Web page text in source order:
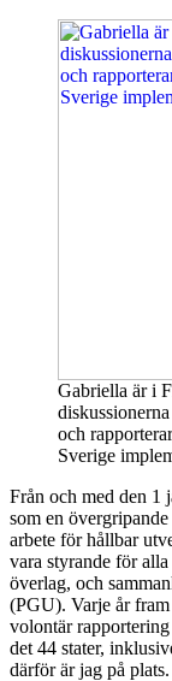
Gabriella är i
och
Sverige
Från och med den 1
som en
arbete för hållbar
vara styrande för
överlag, och
(PGU). Varje år
volontär
det 44 stater,
därför är jag på plats.